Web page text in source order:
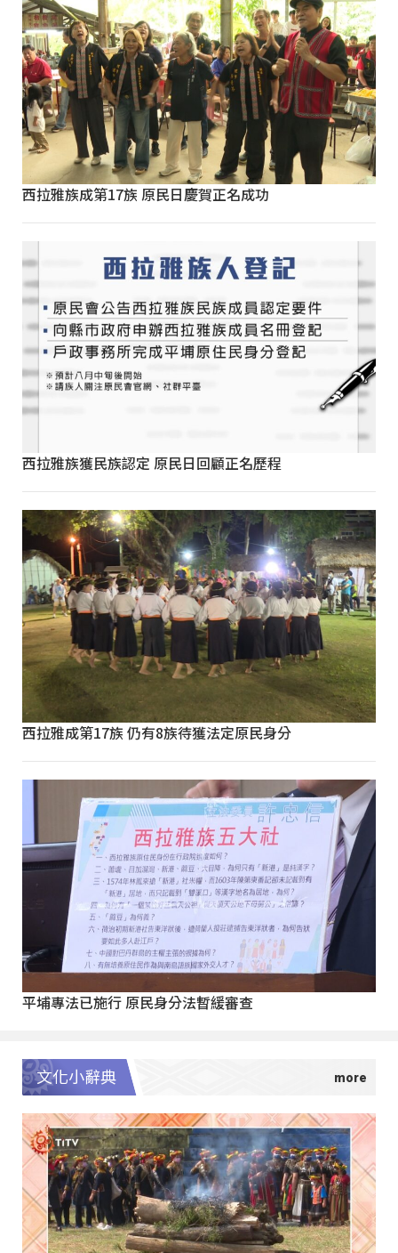
西拉雅族成第17族 原民日慶賀正名成功
西拉雅族獲民族認定 原民日回顧正名歷程
西拉雅成第17族 仍有8族待獲法定原民身分
平埔專法已施行 原民身分法暫緩審查
文化小辭典